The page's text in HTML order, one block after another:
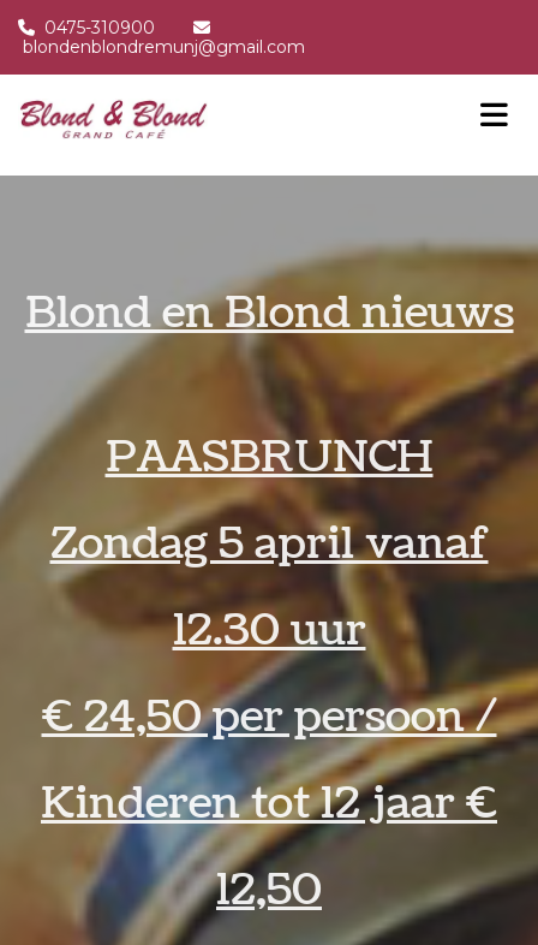
 0475-310900 
blondenblondremunj@gmail.com
Blond en Blond nieuws
PAASBRUNCH
Zondag 5 april vanaf
12.30 uur
€ 24,50 per persoon /
Kinderen tot 12 jaar €
12,50